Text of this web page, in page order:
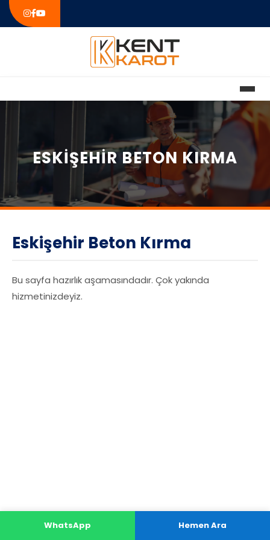
ESKIŞEHIR BETON KIRMA
Eskişehir Beton Kırma
Bu sayfa hazırlık aşamasındadır. Çok yakında
hizmetinizdeyiz.
WhatsApp Hemen Ara